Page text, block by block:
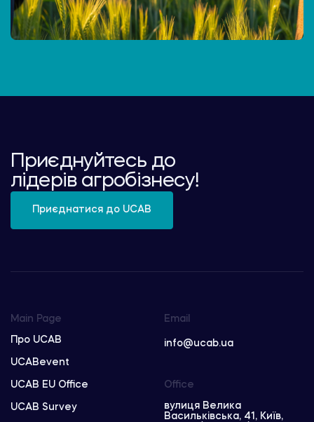
Приєднуйтесь до
лідерів агробізнесу!
Приєднатися до UCAB
Main Page
Про UCAB
UCABevent
UCAB EU Office
UCAB Survey
Email
info@ucab.ua
Office
вулиця Велика
Васильківська, 41, Київ,